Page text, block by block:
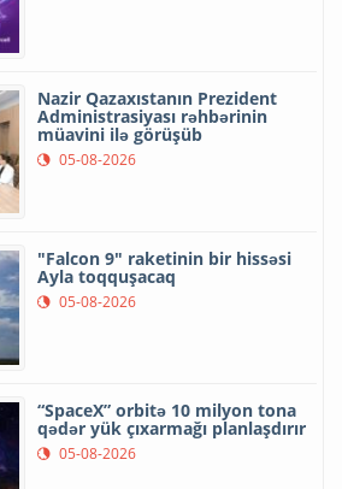
Nazir Qazaxıstanın Prezident
Administrasiyası rəhbərinin
müavini ilə görüşüb
05-08-2026
"Falcon 9" raketinin bir hissəsi
Ayla toqquşacaq
05-08-2026
“SpaceX” orbitə 10 milyon tona
qədər yük çıxarmağı planlaşdırır
05-08-2026